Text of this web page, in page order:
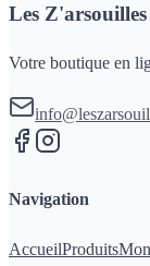
Les Z'arsouilles
Votre boutique en
Navigation
AccueilProduits